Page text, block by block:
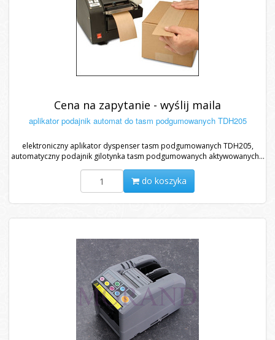
Cena na zapytanie - wyślij maila
aplikator podajnik automat do tasm podgumowanych TDH205
elektroniczny aplikator dyspenser tasm podgumowanych TDH205,
automatyczny podajnik gilotynka tasm podgumowanych aktywowanych...
do koszyka